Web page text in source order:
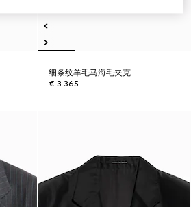
细条纹羊毛马海毛夹克
€ 3.365